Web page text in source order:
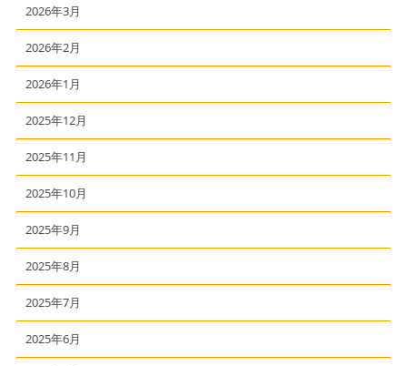
2026年3月
2026年2月
2026年1月
2025年12月
2025年11月
2025年10月
2025年9月
2025年8月
2025年7月
2025年6月